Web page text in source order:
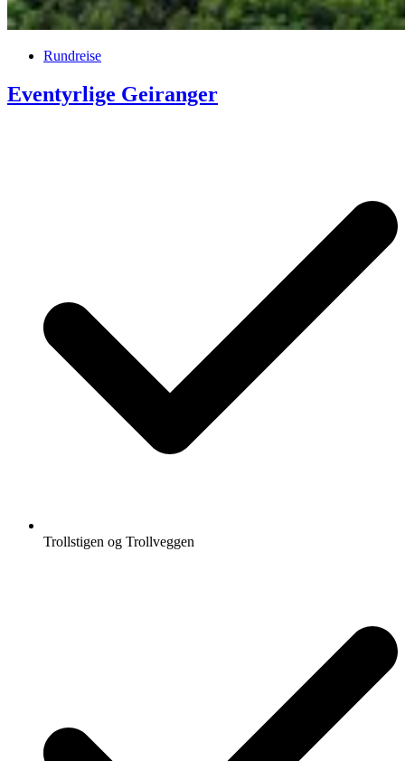
Rundreise
Eventyrlige Geiranger
Trollstigen og Trollveggen